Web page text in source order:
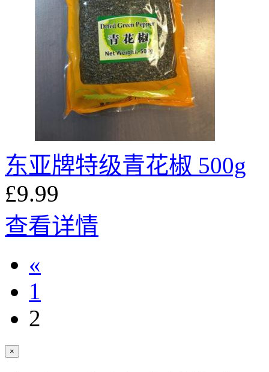
东亚牌特级青花椒 500g
£9.99
查看详情
«
1
2
×